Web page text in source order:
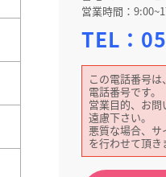
営業時間：
TEL：
この電話番号
電話番号です。
営業目的、お
遠慮下さい。
悪質な場合、サ
を行わせて頂き